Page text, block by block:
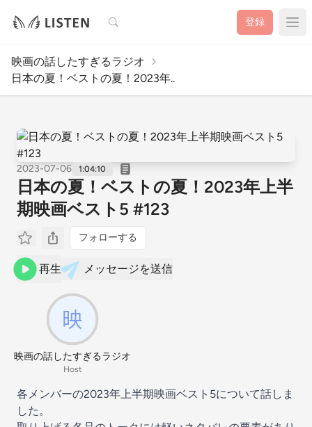
検索 登録
映画の話したすぎるラジオ
日本の夏！ベストの夏！2023年..
2023-07-06 1:04:10
日本の夏！ベストの夏！2023年上半
期映画ベスト5 #123
フォローする
再生 メッセージを送信
映画の話したすぎるラジオ
Host
各メンバーの2023年上半期映画ベスト5について話しま
した。